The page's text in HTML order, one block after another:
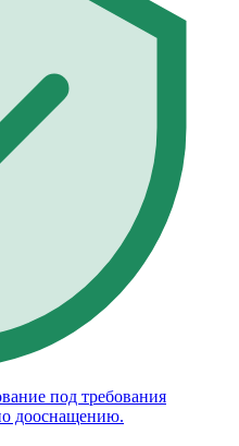
под требования
дооснащению.